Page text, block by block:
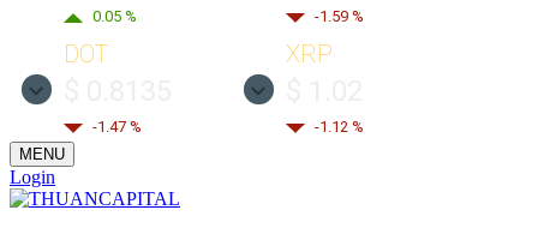
0.05 % -1.59 %
DOT
-1.47 %
XRP
-1.12 %
MENU
Login